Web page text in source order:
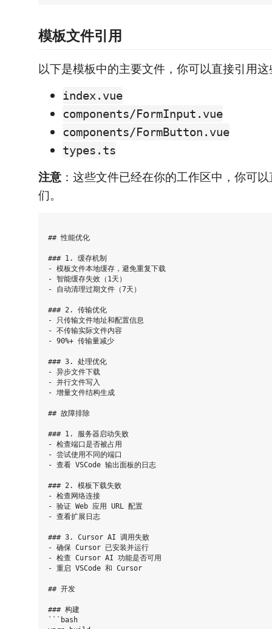
模板文件引用
以下是模板中的主要文件，你可以直接引用
index.vue
components/FormInput.vue
components/FormButton.vue
types.ts
注意 ：这些文件已经在你的工作区中，你可
们。
## 性能优化
### 1. 缓存机制
- 模板文件本地缓存，避免重复下载
- 智能缓存失效（1天）
- 自动清理过期文件（7天）
### 2. 传输优化
- 只传输文件地址和配置信息
- 不传输实际文件内容
- 90%+ 传输量减少
### 3. 处理优化
- 异步文件下载
- 并行文件写入
- 增量文件结构生成
## 故障排除
### 1. 服务器启动失败
- 检查端口是否被占用
- 尝试使用不同的端口
- 查看 VSCode 输出面板的日志
### 2. 模板下载失败
- 检查网络连接
- 验证 Web 应用 URL 配置
- 查看扩展日志
### 3. Cursor AI 调用失败
- 确保 Cursor 已安装并运行
- 检查 Cursor AI 功能是否可用
- 重启 VSCode 和 Cursor
## 开发
### 构建
```bash